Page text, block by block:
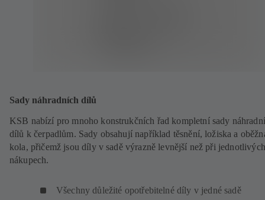
Sady náhradních dílů
KSB nabízí pro mnoho konstrukčních řad kompletní sady
dílů k čerpadlům. Sady obsahují například těsnění, ložiska a
kola, přičemž jsou díly v sadě výrazně levnější než při jednotlivých
nákupech.
Všechny důležité opotřebitelné díly v jedné sadě